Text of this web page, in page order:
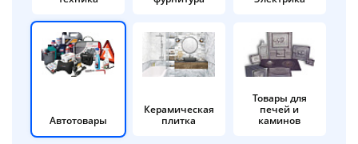
Автотовары
Керамическая
плитка
Товары для
печей и
каминов
раз в 2
недели
plait.ru